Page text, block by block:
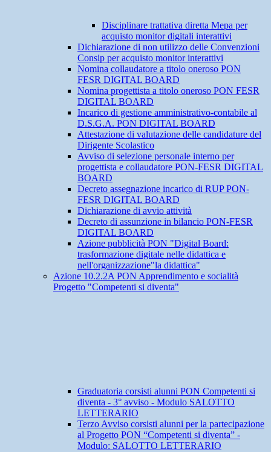
Disciplinare trattativa diretta Mepa per
acquisto monitor digitali interattivi
Dichiarazione di non utilizzo delle Convenzioni
Consip per acquisto monitor interattivi
Nomina collaudatore a titolo oneroso PON
FESR DIGITAL BOARD
Nomina progettista a titolo oneroso PON FESR
DIGITAL BOARD
Incarico di gestione amministrativo-contabile al
D.S.G.A. PON DIGITAL BOARD
Attestazione di valutazione delle candidature del
Dirigente Scolastico
Avviso di selezione personale interno per
progettista e collaudatore PON-FESR DIGITAL
BOARD
Decreto assegnazione incarico di RUP PON-
FESR DIGITAL BOARD
Dichiarazione di avvio attività
Decreto di assunzione in bilancio PON-FESR
DIGITAL BOARD
Azione pubblicità PON "Digital Board:
trasformazione digitale nelle didattica e
nell'organizzazione"la didattica"
Azione 10.2.2A PON Apprendimento e socialità
Progetto "Competenti si diventa"
Graduatoria corsisti alunni PON Competenti si
diventa - 3° avviso - Modulo SALOTTO
LETTERARIO
Terzo Avviso corsisti alunni per la partecipazione
al Progetto PON “Competenti si diventa” -
Modulo: SALOTTO LETTERARIO